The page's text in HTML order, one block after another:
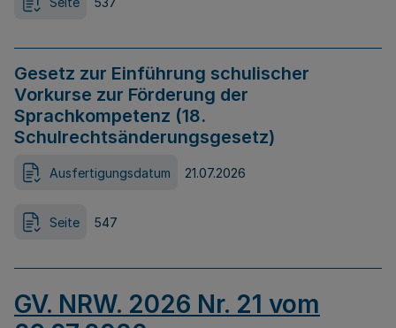
Gesetz zur Einführung schulischer
Vorkurse zur Förderung der
Sprachkompetenz (18.
Schulrechtsänderungsgesetz)
Ausfertigungsdatum 21.07.2026
Seite 547
GV. NRW. 2026 Nr. 21 vom